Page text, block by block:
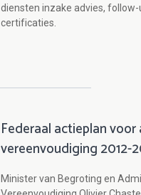
diensten inzake advies,
certificaties.
Federaal actieplan
vereenvoudiging 2012-
Minister van Begroting en